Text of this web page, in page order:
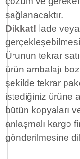
sağlanacaktır.
Dikkat! İade
Ürünün tekrar
ürün ambalajı
şekilde tekrar
istediğiniz ürüne
bütün kopyaları
anlaşmalı kargo
gönderilmesine